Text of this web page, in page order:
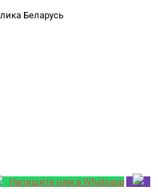
Беларусь
Напишите нам в Whatsapp